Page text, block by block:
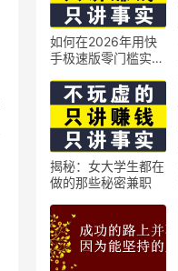
如何在2026年用快
手极速版零门槛实现
技巧
揭秘：女大学生都在
做的那些秘密兼职